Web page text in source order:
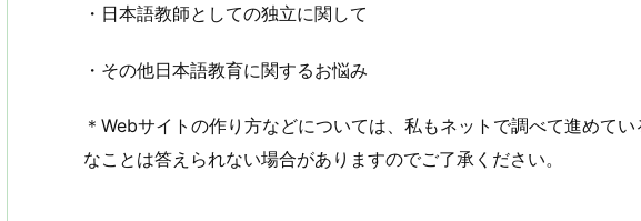
・日本語教師としての独立に関して
・その他日本語教育に関するお悩み
＊Webサイトの作り方などについては、私もネットで調べて進めて
なことは答えられない場合がありますのでご了承ください。